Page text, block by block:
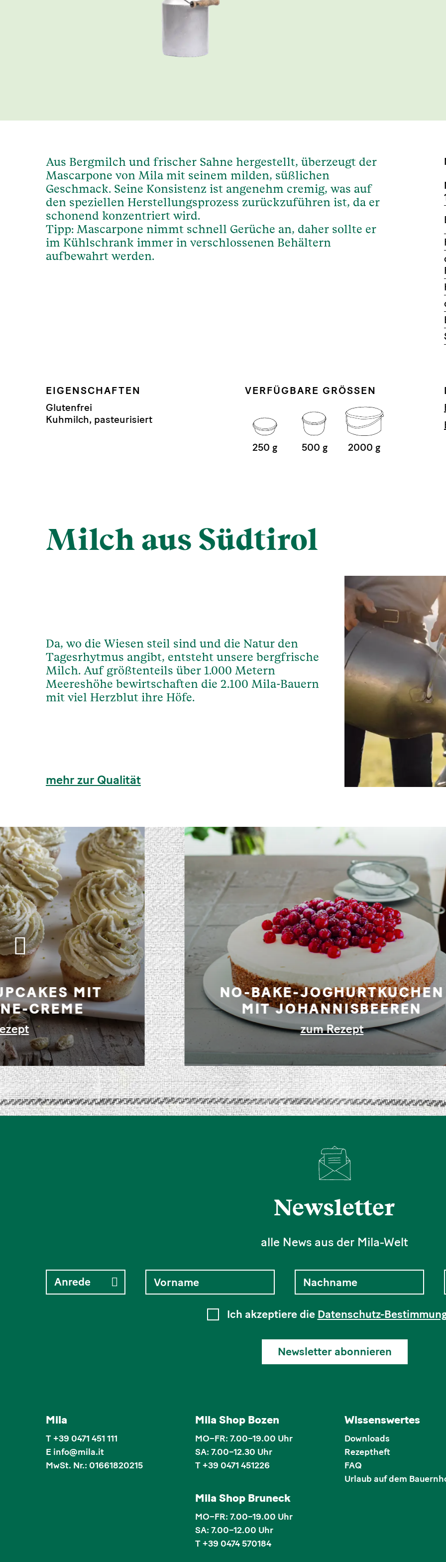
Aus Bergmilch und frischer Sahne hergestellt, überzeugt der
Mascarpone von Mila mit seinem milden, süßlichen
Geschmack. Seine Konsistenz ist angenehm cremig, was auf
den speziellen Herstellungsprozess zurückzuführen ist, da er
schonend konzentriert wird.
Tipp: Mascarpone nimmt schnell Gerüche an, daher sollte er
im Kühlschrank immer in verschlossenen Behältern
aufbewahrt werden.
EIGENSCHAFTEN
Glutenfrei
Kuhmilch, pasteurisiert
VERFÜGBARE GRÖSSEN
250 g 500 g 2000 g
Milch aus Südtirol
Da, wo die Wiesen steil sind und die Natur den
Tagesrhytmus angibt, entsteht unsere bergfrische
Milch. Auf größtenteils über 1.000 Metern
Meereshöhe bewirtschaften die 2.100 Mila-Bauern
mit viel Herzblut ihre Höfe.
mehr zur Qualität
TIRAMISÙ
zum Rezept
Newsletter
alle News aus der Mila-Welt
Ich akzeptiere die Datenschutz-
Newsletter abonnieren
Mila
T+39 0471 451 111
E info@mila.it
MwSt. Nr.: 01661820215
Mila Shop Bozen
MO–FR: 7.00–19.00 Uhr
SA: 7.00–12.30 Uhr
T +39 0471 451226
Mila Shop Bruneck
MO–FR: 7.00–19.00 Uhr
SA: 7.00–12.00 Uhr
T +39 0474 570184
Wissenswertes
Downloads
Rezeptheft
FAQ
Urlaub auf dem